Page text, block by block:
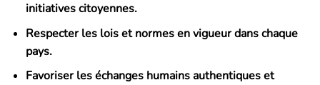
initiatives citoyennes.
Respecter les lois et normes en vigueur dans chaque
pays.
Favoriser les échanges humains authentiques et